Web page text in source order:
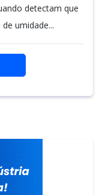
detectam que
umidade...